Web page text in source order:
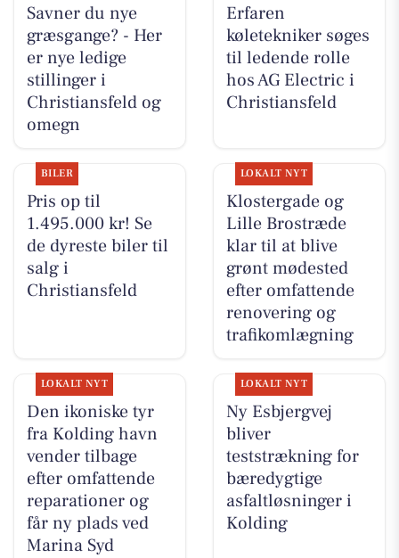
Savner du nye
græsgange? - Her
er nye ledige
stillinger i
Christiansfeld og
omegn
Erfaren
køletekniker søges
til ledende rolle
hos AG Electric i
Christiansfeld
BILER
Pris op til
1.495.000 kr! Se
de dyreste biler til
salg i
Christiansfeld
LOKALT NYT
Klostergade og
Lille Brostræde
klar til at blive
grønt mødested
efter omfattende
renovering og
trafikomlægning
LOKALT NYT
Den ikoniske tyr
fra Kolding havn
vender tilbage
efter omfattende
reparationer og
får ny plads ved
Marina Syd
LOKALT NYT
Ny Esbjergvej
bliver
teststrækning for
bæredygtige
asfaltløsninger i
Kolding